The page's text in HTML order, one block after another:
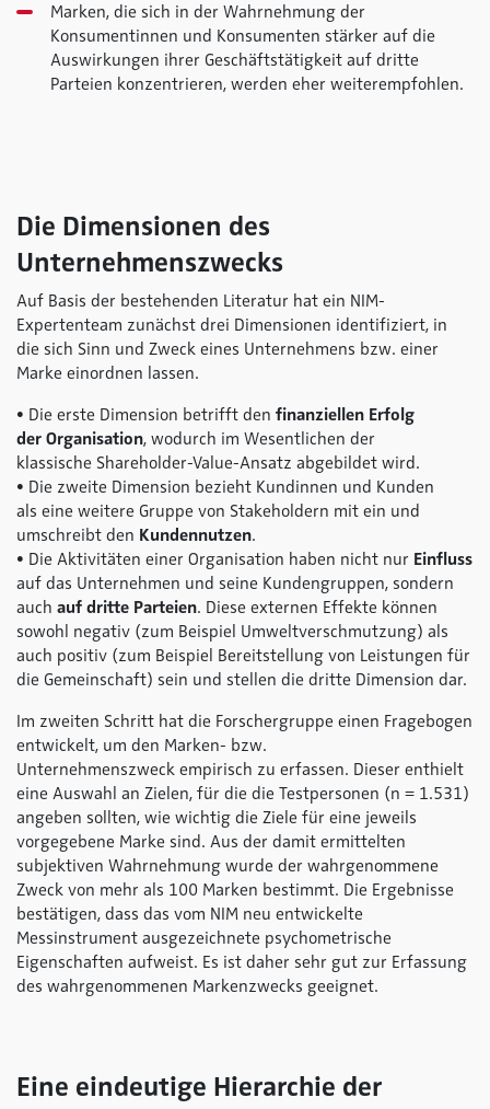
Marken, die sich in der Wahrnehmung der
Konsumentinnen und Konsumenten stärker auf die
Auswirkungen ihrer Geschäftstätigkeit auf dritte
Parteien konzentrieren, werden eher weiterempfohlen.
Die Dimensionen des
Unternehmenszwecks
Auf Basis der bestehenden Literatur hat ein NIM-
Expertenteam zunächst drei Dimensionen identifiziert, in
die sich Sinn und Zweck eines Unternehmens bzw. einer
Marke einordnen lassen.
• Die erste Dimension betrifft den finanziellen Erfolg
der Organisation, wodurch im Wesentlichen der
klassische Shareholder-Value-Ansatz abgebildet wird.
• Die zweite Dimension bezieht Kundinnen und Kunden
als eine weitere Gruppe von Stakeholdern mit ein und
umschreibt den Kundennutzen.
• Die Aktivitäten einer Organisation haben nicht nur Einfluss
auf das Unternehmen und seine Kundengruppen, sondern
auch auf dritte Parteien. Diese externen Effekte können
sowohl negativ (zum Beispiel Umweltverschmutzung) als
auch positiv (zum Beispiel Bereitstellung von Leistungen für
die Gemeinschaft) sein und stellen die dritte Dimension dar.
Im zweiten Schritt hat die Forschergruppe einen Fragebogen
entwickelt, um den Marken- bzw.
Unternehmenszweck empirisch zu erfassen. Dieser enthielt
eine Auswahl an Zielen, für die die Testpersonen (n = 1.531)
angeben sollten, wie wichtig die Ziele für eine jeweils
vorgegebene Marke sind. Aus der damit ermittelten
subjektiven Wahrnehmung wurde der wahrgenommene
Zweck von mehr als 100 Marken bestimmt. Die Ergebnisse
bestätigen, dass das vom NIM neu entwickelte
Messinstrument ausgezeichnete psychometrische
Eigenschaften aufweist. Es ist daher sehr gut zur Erfassung
des wahrgenommenen Markenzwecks geeignet.
Eine eindeutige Hierarchie der